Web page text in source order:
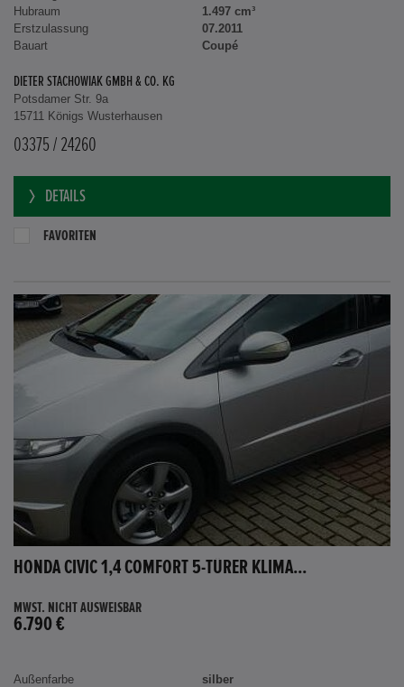
Hubraum
1.497 cm³
Erstzulassung
07.2011
Bauart
Coupé
DIETER STACHOWIAK GMBH & CO. KG
Potsdamer Str. 9a
15711 Königs Wusterhausen
03375 / 24260
DETAILS
FAVORITEN
HONDA CIVIC 1,4 COMFORT 5-TÜRER KLIMA...
MWST. NICHT AUSWEISBAR
6.790 €
Außenfarbe
silber